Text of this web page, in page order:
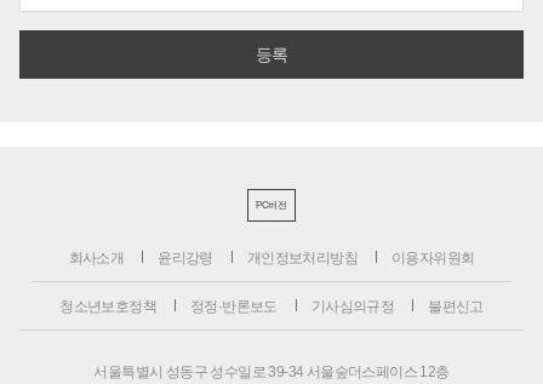
PC버전
회사소개 윤리강령 개인정보처리방침 이용자위원회
청소년보호정책 정정·반론보도 기사심의규정 불편신고
서울특별시 성동구 성수일로 39-34 서울숲더스페이스 12층